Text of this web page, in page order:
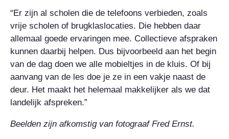
“Er zijn al scholen die de telefoons verbieden, zoals
vrije scholen of brugklaslocaties. Die hebben daar
allemaal goede ervaringen mee. Collectieve afspraken
kunnen daarbij helpen. Dus bijvoorbeeld aan het begin
van de dag doen we alle mobieltjes in de kluis. Of bij
aanvang van de les doe je ze in een vakje naast de
deur. Het maakt het helemaal makkelijker als we dat
landelijk afspreken.”
Beelden zijn afkomstig van fotograaf Fred Ernst.